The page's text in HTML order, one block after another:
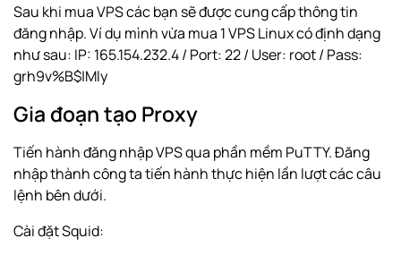
Sau khi mua VPS các bạn sẽ được cung cấp thông tin
đăng nhập. Ví dụ mình vừa mua 1 VPS Linux có định dạng
như sau: IP: 165.154.232.4 / Port: 22 / User: root / Pass:
grh9v%B$|Mly
Gia đoạn tạo Proxy
Tiến hành đăng nhập VPS qua phần mềm PuTTY. Đăng
nhập thành công ta tiến hành thực hiện lần lượt các câu
lệnh bên dưới.
Cài đặt Squid: